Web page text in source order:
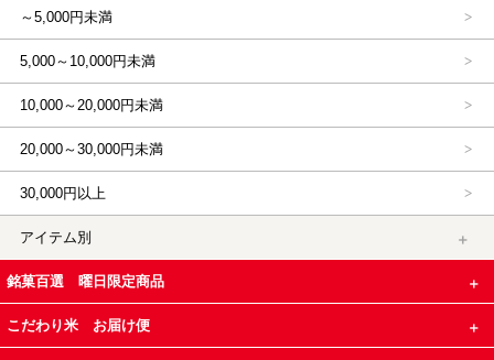
～5,000円未満
5,000～10,000円未満
10,000～20,000円未満
20,000～30,000円未満
30,000円以上
アイテム別
銘菓百選 曜日限定商品
こだわり米 お届け便